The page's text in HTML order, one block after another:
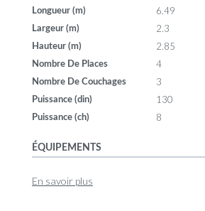
Longueur (m) 6.49
Largeur (m) 2.3
Hauteur (m) 2.85
Nombre De Places 4
Nombre De Couchages 3
Puissance (din) 130
Puissance (ch) 8
ÉQUIPEMENTS
En savoir plus